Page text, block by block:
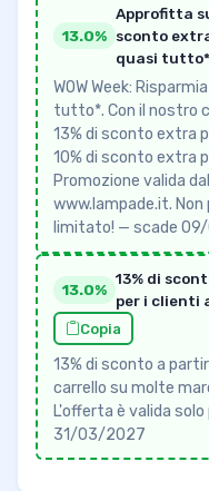
13.0%
Approfitta
sconto
quasi
WOW Week:
tutto*. Con il nostro
13% di sconto extra
10% di sconto extra
Promozione valida
www.lampade.it.
limitato! — scade
13.0%
13% di
per i clienti
Copia
13% di sconto a
carrello su molte
L'offerta è valida
31/03/2027